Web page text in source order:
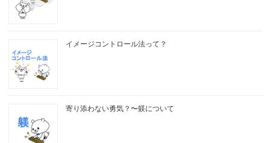
イメージコントロール法って？
寄り添わない勇気？〜躾について